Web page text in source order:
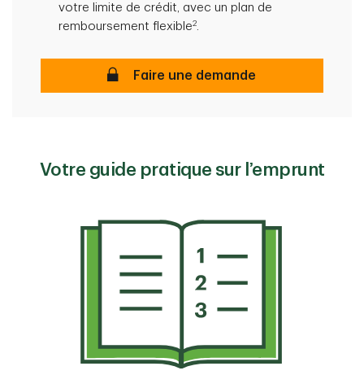
votre limite de crédit, avec un plan de
remboursement flexible2.
Ligne de crédit personnelle non
Faire une demande
Votre guide pratique sur l’emprunt